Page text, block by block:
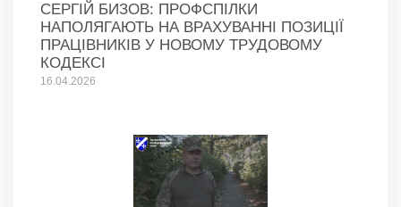
СЕРГІЙ БИЗОВ: ПРОФСПІЛКИ
НАПОЛЯГАЮТЬ НА ВРАХУВАННІ ПОЗИЦІЇ
ПРАЦІВНИКІВ У НОВОМУ ТРУДОВОМУ
КОДЕКСІ
16.04.2026